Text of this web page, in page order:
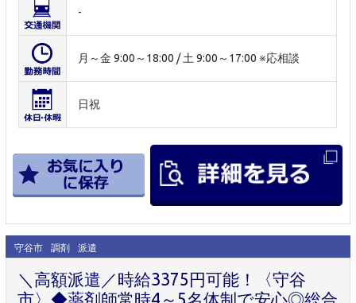
-
月～金 9:00～18:00 / 土 9:00～17:00 ※応相談
日祝
守谷市 調剤 派遣
＼高額派遣／時給3375円可能！〈守谷